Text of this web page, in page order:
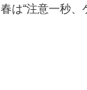
春は“注意一秒、